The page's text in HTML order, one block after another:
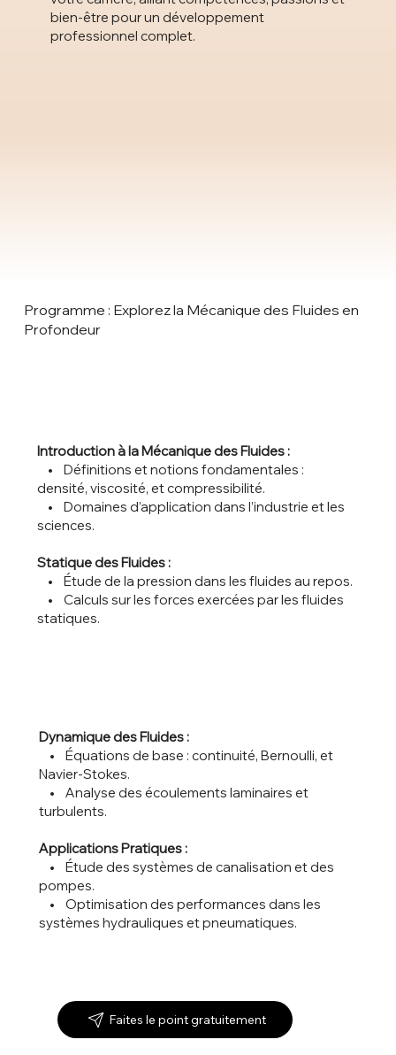
bien-être pour un développement
professionnel complet.
Programme : Explorez la Mécanique des Fluides en
Profondeur
Introduction à la Mécanique des Fluides :
• Définitions et notions fondamentales :
densité, viscosité, et compressibilité.
• Domaines d’application dans l’industrie et les
sciences.
Statique des Fluides :
• Étude de la pression dans les fluides au repos.
• Calculs sur les forces exercées par les fluides
statiques.
Dynamique des Fluides :
• Équations de base : continuité, Bernoulli, et
Navier-Stokes.
• Analyse des écoulements laminaires et
turbulents.
Applications Pratiques :
• Étude des systèmes de canalisation et des
pompes.
• Optimisation des performances dans les
systèmes hydrauliques et pneumatiques.
Faites le point gratuitement